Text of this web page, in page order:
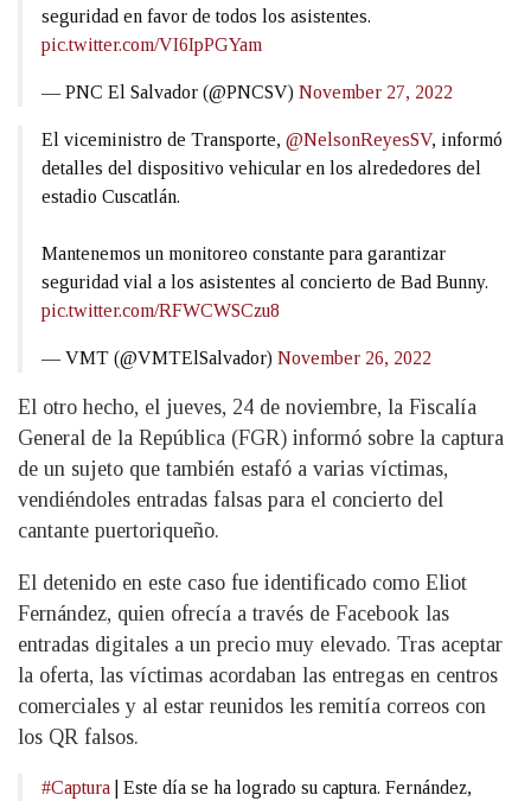
seguridad en favor de todos los asistentes.
pic.twitter.com/VI6IpPGYam
— PNC El Salvador (@PNCSV) November 27, 2022
El viceministro de Transporte, @NelsonReyesSV, informó
detalles del dispositivo vehicular en los alrededores del
estadio Cuscatlán.
Mantenemos un monitoreo constante para garantizar
seguridad vial a los asistentes al concierto de Bad Bunny.
pic.twitter.com/RFWCWSCzu8
— VMT (@VMTElSalvador) November 26, 2022
El otro hecho, el jueves, 24 de noviembre, la Fiscalía
General de la República (FGR) informó sobre la captura
de un sujeto que también estafó a varias víctimas,
vendiéndoles entradas falsas para el concierto del
cantante puertoriqueño.
El detenido en este caso fue identificado como Eliot
Fernández, quien ofrecía a través de Facebook las
entradas digitales a un precio muy elevado. Tras aceptar
la oferta, las víctimas acordaban las entregas en centros
comerciales y al estar reunidos les remitía correos con
los QR falsos.
#Captura | Este día se ha logrado su captura. Fernández,